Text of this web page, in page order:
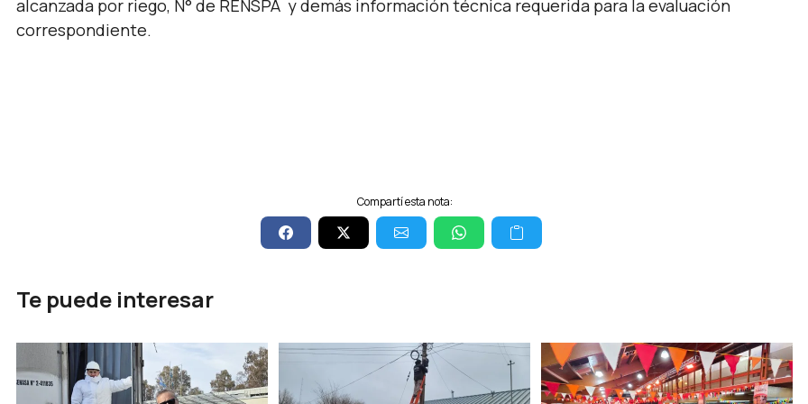
alcanzada por riego, N° de RENSPA y demás información técnica requerida para la evaluación
correspondiente.
Compartí esta nota:
Te puede interesar